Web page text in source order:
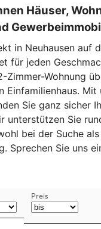
Häuser,
in Neuhausen auf
für jeden
Zimmer-Wohnung
Einfamilienhaus. Mit
Sie ganz sicher
unterstützen Sie
bei der Suche
Sprechen Sie uns